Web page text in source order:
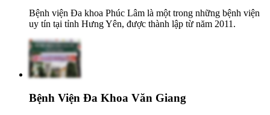
Bệnh viện Đa khoa Phúc Lâm là một trong những bệnh viện
uy tín tại tỉnh Hưng Yên, được thành lập từ năm 2011.
Bệnh Viện Đa Khoa Văn Giang